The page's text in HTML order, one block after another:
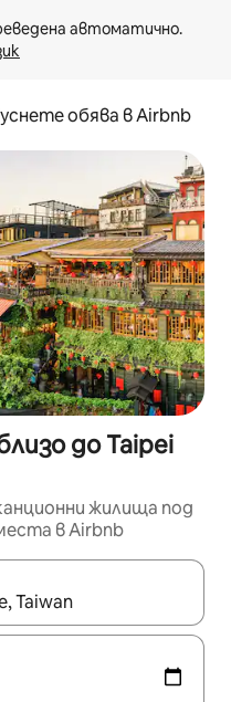
обява в Airbnb
до Taipei
жилища под
в Airbnb
използвайте